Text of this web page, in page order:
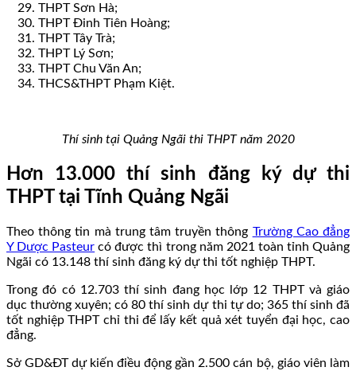
THPT Sơn Hà;
THPT Đinh Tiên Hoàng;
THPT Tây Trà;
THPT Lý Sơn;
THPT Chu Văn An;
THCS&THPT Phạm Kiệt.
Thí sinh tại Quảng Ngãi thi THPT năm 2020
Hơn 13.000 thí sinh đăng ký dự thi
THPT tại Tĩnh Quảng Ngãi
Theo thông tin mà trung tâm truyền thông Trường Cao đẳng
Y Dược Pasteur có được thì trong năm 2021 toàn tỉnh Quảng
Ngãi có 13.148 thí sinh đăng ký dự thi tốt nghiệp THPT.
Trong đó có 12.703 thí sinh đang học lớp 12 THPT và giáo
dục thường xuyên; có 80 thí sinh dự thi tự do; 365 thí sinh đã
tốt nghiệp THPT chỉ thi để lấy kết quả xét tuyển đại học, cao
đẳng.
Sở GD&ĐT dự kiến điều động gần 2.500 cán bộ, giáo viên làm